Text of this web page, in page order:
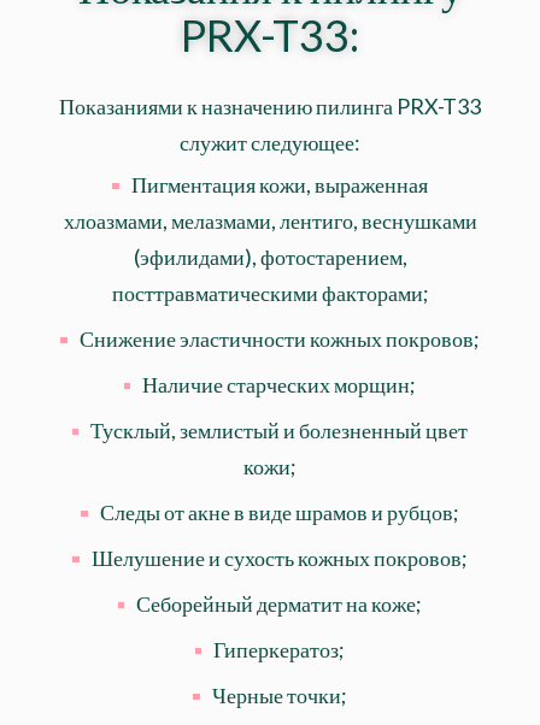
PRX-T33:
Показаниями к назначению пилинга PRX-T33
служит следующее:
Пигментация кожи, выраженная
хлоазмами, мелазмами, лентиго, веснушками
(эфилидами), фотостарением,
посттравматическими факторами;
Снижение эластичности кожных покровов;
Наличие старческих морщин;
Тусклый, землистый и болезненный цвет
кожи;
Следы от акне в виде шрамов и рубцов;
Шелушение и сухость кожных покровов;
Себорейный дерматит на коже;
Гиперкератоз;
Черные точки;